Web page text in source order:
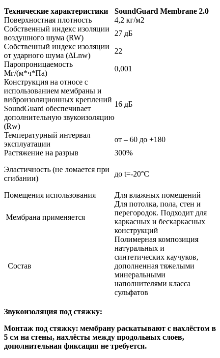
Технические характеристики
SoundGuard Membranе 2.0
Поверхностная плотность
4,2 кг/м2
Собственный индекс изоляции
воздушного шума (RW)
27 дБ
Собственный индекс изоляции
от ударного шума (ΔLnw)
22
Паропроницаемость
Мг/(м*ч*Па)
0,001
Конструкция на относе с
использованием мембраны и
виброизоляционных креплений
SoundGuard обеспечивает
дополнительную звукоизоляцию
(Rw)
16 дБ
Температурный интервал
эксплуатации
от – 60 до +180
Растяжение на разрыв
300%
Эластичность (не ломается при
сгибании)
до t=-20°C
Помещения использования Для влажных помещений
Мембрана применяется
Для потолка, пола, стен и
перегородок. Подходит для
каркасных и бескаркасных
конструкций
Состав
Полимерная композиция
натуральных и
синтетических каучуков,
дополненная тяжелыми
минеральными
наполнителями класса
сульфатов
Звукоизоляция под стяжку:
Монтаж под стяжку: мембрану раскатывают с нахлёстом в
5 см на стены, нахлёсты между продольных слоев,
дополнительная фиксация не требуется.